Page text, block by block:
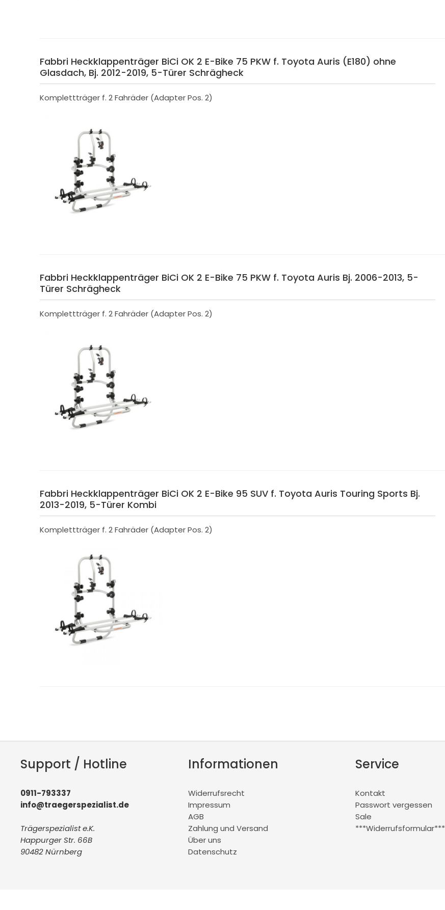
Fabbri Heckklappenträger BiCi OK 2 E-Bike 75 PKW f. Toyota Auris (E180) ohne
Glasdach, Bj. 2012-2019, 5-Türer Schrägheck
Komplettträger f. 2 Fahräder (Adapter Pos. 2)
Fabbri Heckklappenträger BiCi OK 2 E-Bike 75 PKW f. Toyota Auris Bj. 2006-2013, 5-
Türer Schrägheck
Komplettträger f. 2 Fahräder (Adapter Pos. 2)
Fabbri Heckklappenträger BiCi OK 2 E-Bike 95 SUV f. Toyota Auris Touring Sports Bj.
2013-2019, 5-Türer Kombi
Komplettträger f. 2 Fahräder (Adapter Pos. 2)
Support / Hotline
0911-793337
info@traegerspezialist.de
Trägerspezialist e.K.
Happurger Str. 66B
90482 Nürnberg
Informationen
Widerrufsrecht
Impressum
AGB
Zahlung und Versand
Über uns
Datenschutz
Service
Kontakt
Passwort vergessen
Sale
***Widerrufsformular***